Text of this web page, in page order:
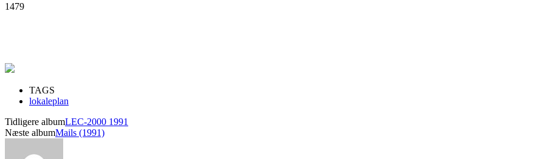
1479
TAGS
lokaleplan
Tidligere albumLEC-2000 1991
Næste albumMails (1991)